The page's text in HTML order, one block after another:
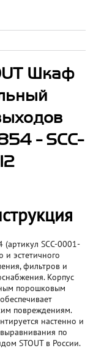
Шкаф
- SCC-
SCC-0001-
и эстетичного
фильтров и
Корпус
порошковым
повреждениям.
настенно и
по
STOUT в России.